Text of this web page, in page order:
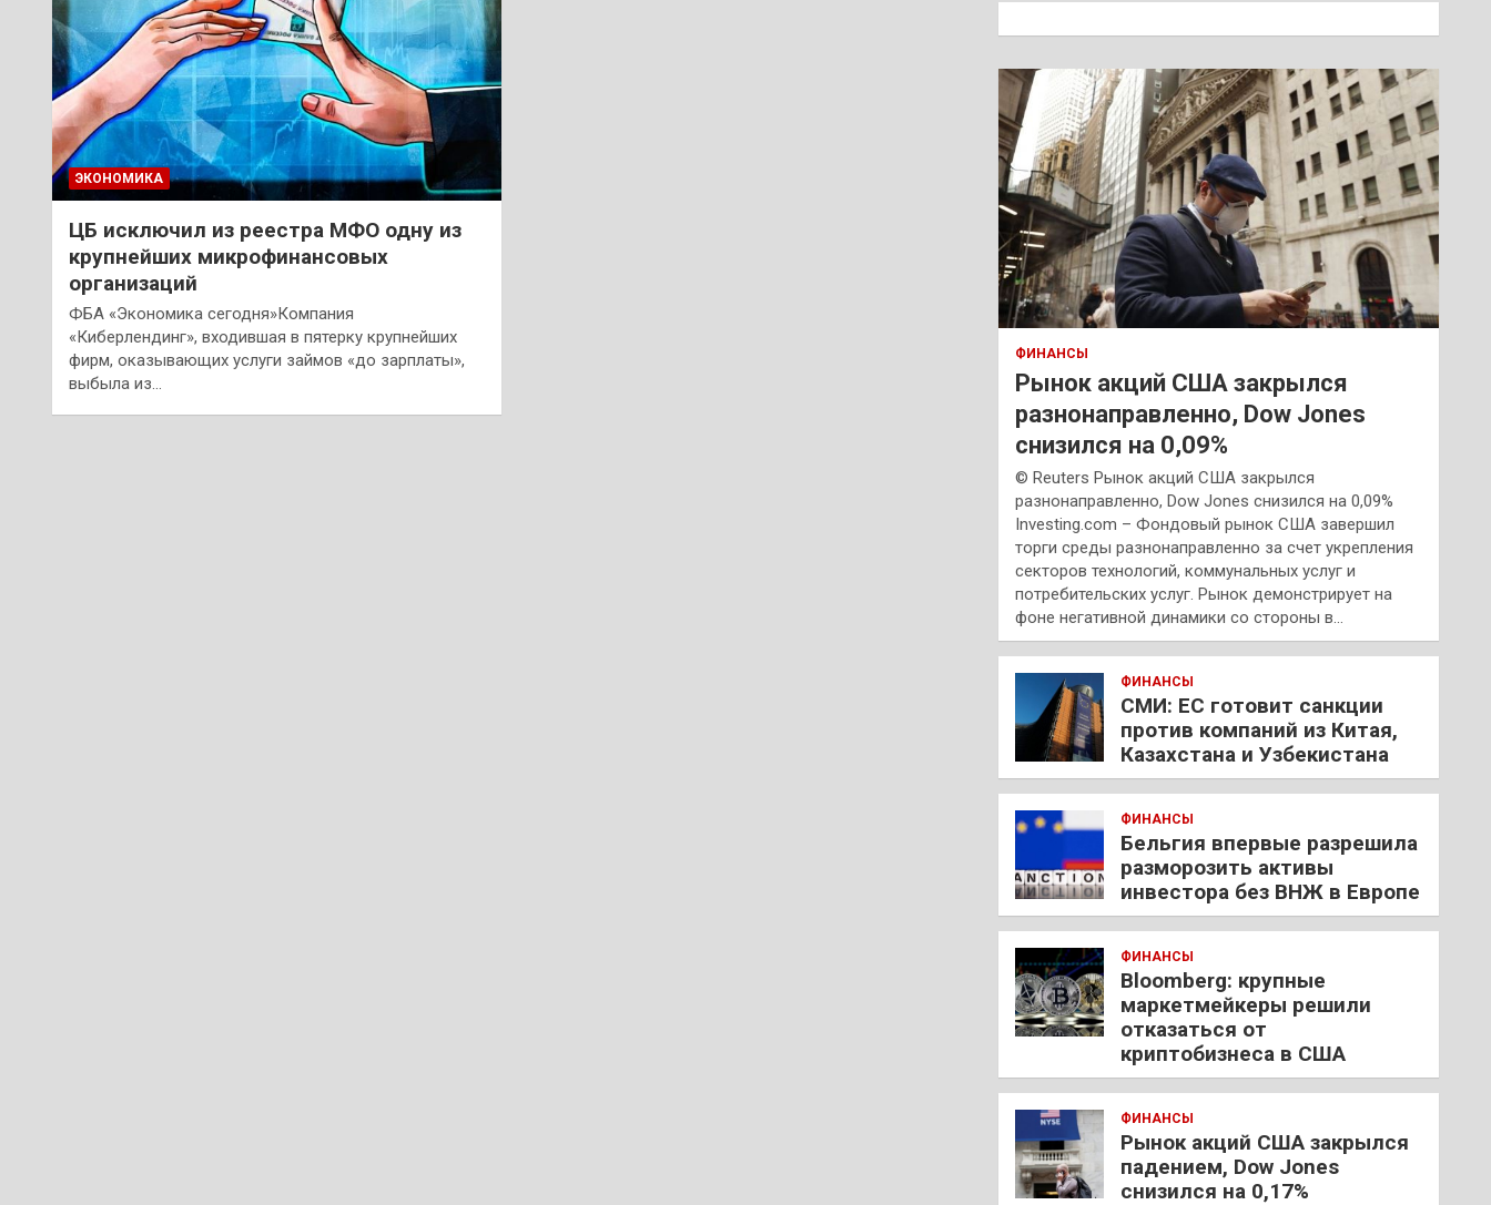
ЭКОНОМИКА
ЦБ исключил из реестра МФО одну из
крупнейших микрофинансовых
организаций
ФБА «Экономика сегодня»Компания
«Киберлендинг», входившая в пятерку крупнейших
фирм, оказывающих услуги займов «до зарплаты»,
выбыла из…
к
ФИНАНСЫ
Рынок акций США закрылся
разнонаправленно, Dow Jones
снизился на 0,09%
© Reuters Рынок акций США закрылся
разнонаправленно, Dow Jones снизился на 0,09%
Investing.com – Фондовый рынок США завершил
торги среды разнонаправленно за счет укрепления
секторов технологий, коммунальных услуг и
потребительских услуг. Рынок демонстрирует на
фоне негативной динамики со стороны в…
ФИНАНСЫ
СМИ: ЕС готовит санкции
против компаний из Китая,
Казахстана и Узбекистана
ФИНАНСЫ
Бельгия впервые разрешила
разморозить активы
инвестора без ВНЖ в Европе
ФИНАНСЫ
Bloomberg: крупные
маркетмейкеры решили
отказаться от
криптобизнеса в США
ФИНАНСЫ
Рынок акций США закрылся
падением, Dow Jones
снизился на 0,17%